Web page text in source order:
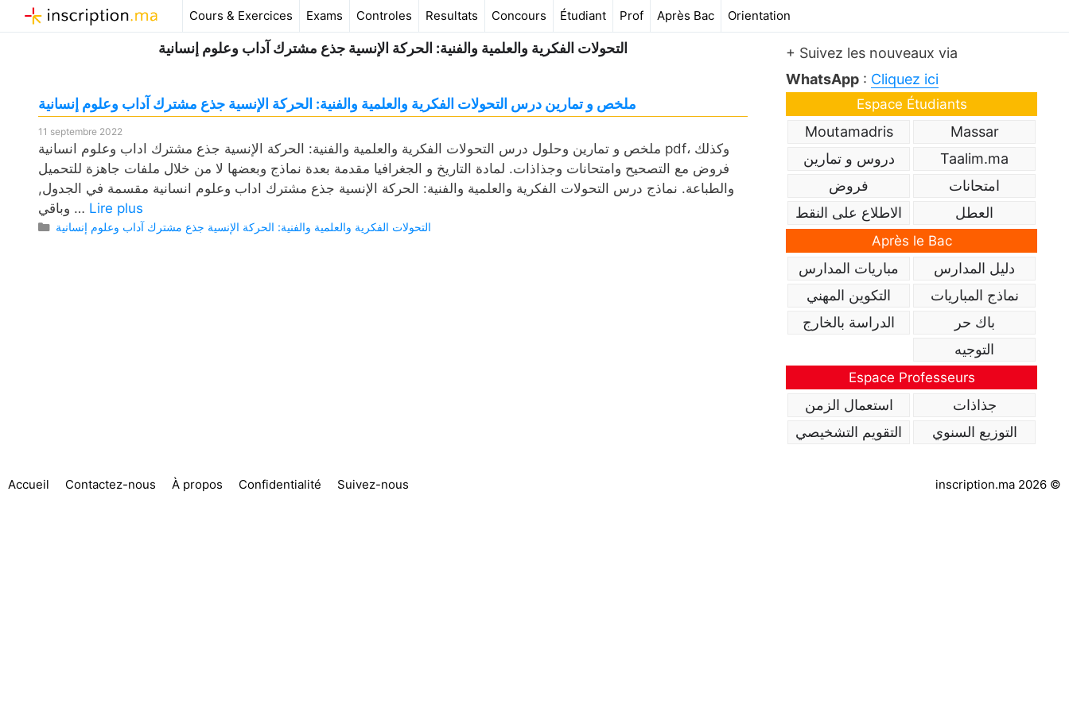
au
Cours & Exercices Exams Controles Resultats Concours Étudiant Prof Après Bac Orientation
التحولات الفكرية والعلمية والفنية: الحركة الإنسية جذع مشترك آداب وعلوم إنسانية
ملخص و تمارين درس التحولات الفكرية والعلمية والفنية: الحركة الإنسية جذع مشترك آداب وعلوم إنسانية
11 septembre 2022
ملخص و تمارين وحلول درس التحولات الفكرية والعلمية والفنية: الحركة الإنسية جذع مشترك اداب وعلوم انسانية pdf، وكذلك
فروض مع التصحيح وامتحانات وجذاذات. لمادة التاريخ و الجغرافيا مقدمة بعدة نماذج وبعضها لا من خلال ملفات جاهزة للتحميل
والطباعة. نماذج درس التحولات الفكرية والعلمية والفنية: الحركة الإنسية جذع مشترك اداب وعلوم انسانية مقسمة في الجدول,
وباقي … Lire plus
Catégories
التحولات الفكرية والعلمية والفنية: الحركة الإنسية جذع مشترك آداب وعلوم إنسانية
+ Suivez les nouveaux via
WhatsApp : Cliquez ici
Espace Étudiants
Massar
Moutamadris
Taalim.ma
دروس و تمارين
امتحانات
فروض
العطل
الاطلاع على النقط
Après le Bac
دليل المدارس
مباريات المدارس
نماذج المباريات
التكوين المهني
باك حر
الدراسة بالخارج
التوجيه
Espace Professeurs
جذاذات
استعمال الزمن
التوزيع السنوي
التقويم التشخيصي
Accueil Contactez-nous À propos Confidentialité Suivez-nous inscription.ma 2026 ©